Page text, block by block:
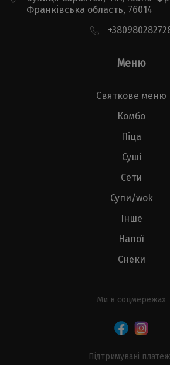
Франківська область, 76014
Меню
Святкове меню
Комбо
Піца
Суші
Сети
Супи/wok
Інше
Напої
Снеки
Ми в соцмережах
Підтримувані